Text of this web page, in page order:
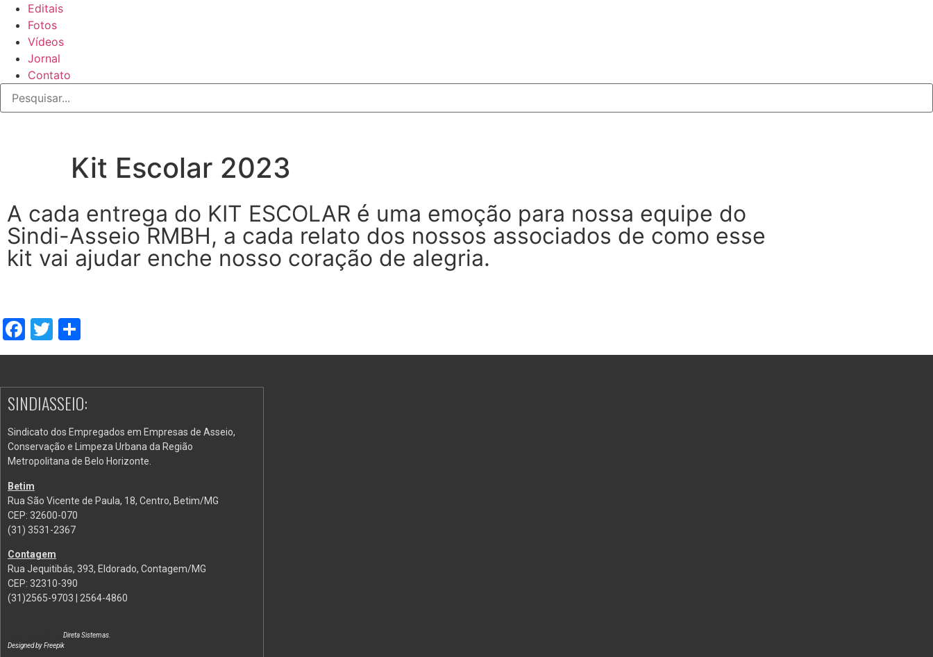
Editais
Fotos
Vídeos
Jornal
Contato
Kit Escolar 2023
A cada entrega do KIT ESCOLAR é uma emoção para nossa equipe do
Sindi-Asseio RMBH, a cada relato dos nossos associados de como esse
kit vai ajudar enche nosso coração de alegria.
Facebook
Twitter
SINDIASSEIO:
Sindicato dos Empregados em Empresas de Asseio,
Conservação e Limpeza Urbana da Região
Metropolitana de Belo Horizonte.
Betim
Rua São Vicente de Paula, 18, Centro, Betim/MG
CEP: 32600-070
(31) 3531-2367
Contagem
Rua Jequitibás, 393, Eldorado, Contagem/MG
CEP: 32310-390
(31)2565-9703 | 2564-4860
Direta Sistemas
Designed by Freepik